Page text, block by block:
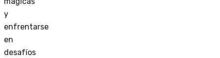
y
enfrentarse
en
desafíos